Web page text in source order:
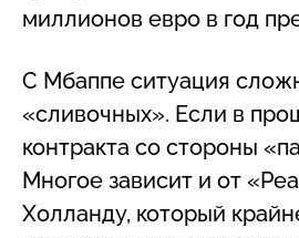
миллионов евро в год
С Мбаппе ситуация
«сливочных». Если в
контракта со стороны
Многое зависит и от
Холланду, который